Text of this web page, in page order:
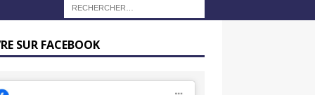
SUR FACEBOOK